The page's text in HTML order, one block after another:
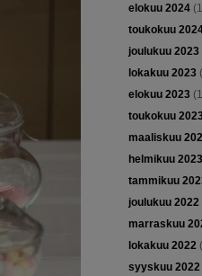
elokuu 2024
toukokuu
joulukuu 2023
lokakuu 2023
elokuu 2023
toukokuu
maaliskuu
helmikuu 2023
tammikuu
joulukuu 2022
marraskuu
lokakuu 2022
syyskuu 2022